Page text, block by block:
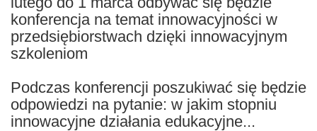
konferencja na temat innowacyjności w
przedsiębiorstwach dzięki innowacyjnym
szkoleniom
Podczas konferencji poszukiwać się będzie
odpowiedzi na pytanie: w jakim stopniu
innowacyjne działania edukacyjne...